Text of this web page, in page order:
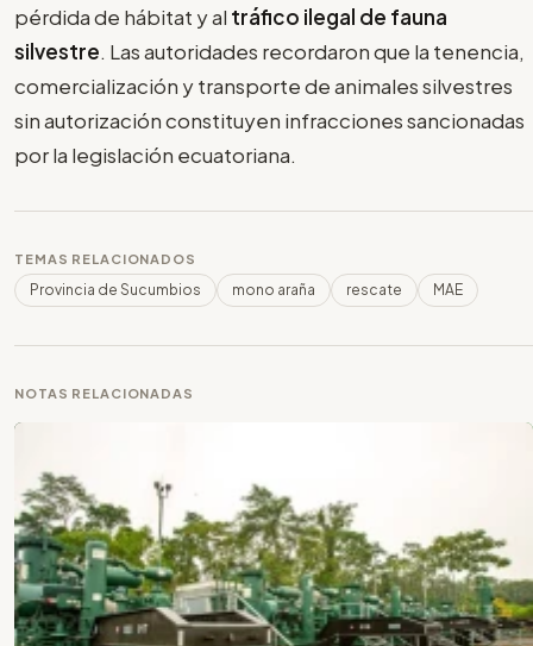
pérdida de hábitat y al tráfico ilegal de fauna
silvestre. Las autoridades recordaron que la tenencia,
comercialización y transporte de animales silvestres
sin autorización constituyen infracciones sancionadas
por la legislación ecuatoriana.
TEMAS RELACIONADOS
Provincia de Sucumbios mono araña rescate MAE
NOTAS RELACIONADAS